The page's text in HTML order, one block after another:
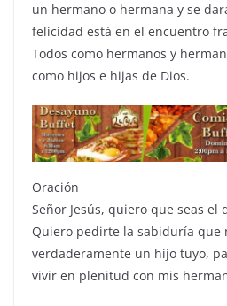
un hermano o hermana y se
felicidad está en el encuentro
Todos como hermanos y
como hijos e hijas de Dios.
Oración
Señor Jesús, quiero que seas el
Quiero pedirte la sabiduría que
verdaderamente un hijo tuyo,
vivir en plenitud con mis